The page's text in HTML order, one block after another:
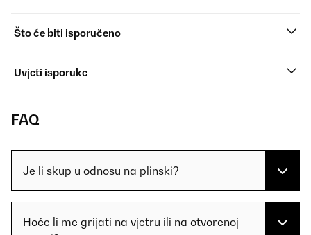
Što će biti isporučeno
Uvjeti isporuke
FAQ
Je li skup u odnosu na plinski?
Hoće li me grijati na vjetru ili na otvorenoj